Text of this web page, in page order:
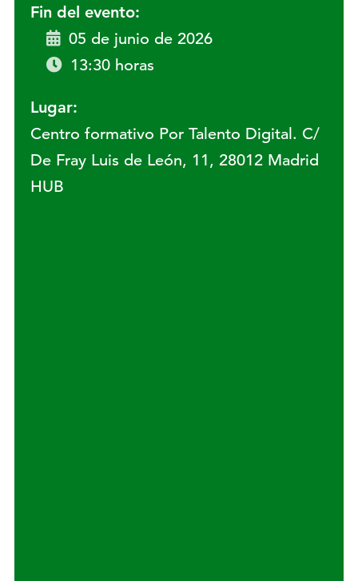
Fin del evento:
05 de junio de 2026
13:30 horas
Lugar:
Centro formativo Por Talento Digital. C/
De Fray Luis de León, 11, 28012 Madrid
HUB